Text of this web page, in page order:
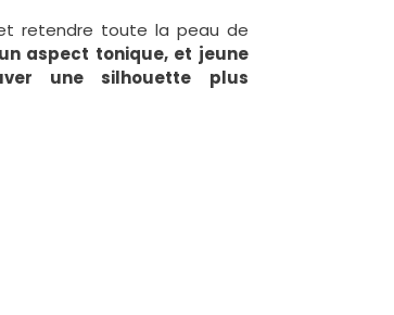
retendre toute la peau de
aspect tonique, et jeune
une silhouette plus